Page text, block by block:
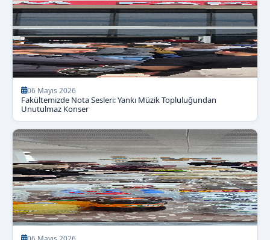
06 Mayıs 2026
Fakültemizde Nota Sesleri: Yankı Müzik Topluluğundan
Unutulmaz Konser